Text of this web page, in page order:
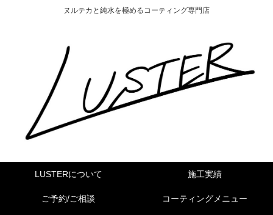
ヌルテカと純水を極めるコーティング専門店
LUSTERについて 施工実績
ご予約/ご相談 コーティングメニュー